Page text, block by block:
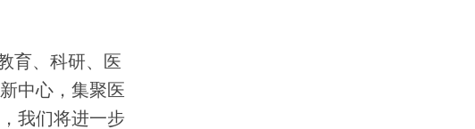
育、科研、医
中心，集聚医
我们将进一步